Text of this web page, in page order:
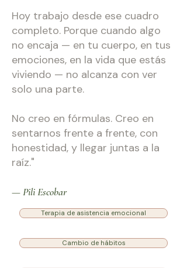
Hoy trabajo desde ese cuadro
completo. Porque cuando algo
no encaja — en tu cuerpo, en tus
emociones, en la vida que estás
viviendo — no alcanza con ver
solo una parte.
No creo en fórmulas. Creo en
sentarnos frente a frente, con
honestidad, y llegar juntas a la
raíz."
— Pili Escobar
Terapia de asistencia emocional
Cambio de hábitos